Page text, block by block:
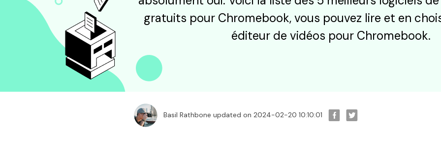
gratuits pour Chromebook, vous pouvez lire et en
éditeur de vidéos pour Chromebook.
Basil Rathbone updated on 2024-02-20 10:10:01